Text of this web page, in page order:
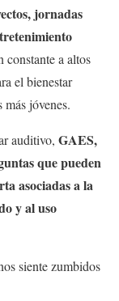
jornadas
constante a altos
el bienestar
jóvenes.
auditivo, GAES,
que pueden
asociadas a la
y al uso
siente zumbidos